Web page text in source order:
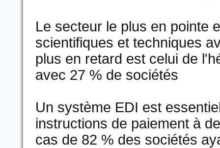
Le secteur le plus en pointe
scientifiques et techniques
plus en retard est celui de
avec 27 % de sociétés
Un système EDI est
instructions de paiement à
cas de 82 % des sociétés